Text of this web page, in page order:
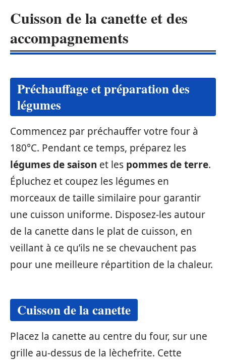
Cuisson de la canette et des
accompagnements
Préchauffage et préparation des
légumes
Commencez par préchauffer votre four à
180°C. Pendant ce temps, préparez les
légumes de saison et les pommes de terre.
Épluchez et coupez les légumes en
morceaux de taille similaire pour garantir
une cuisson uniforme. Disposez-les autour
de la canette dans le plat de cuisson, en
veillant à ce qu’ils ne se chevauchent pas
pour une meilleure répartition de la chaleur.
Cuisson de la canette
Placez la canette au centre du four, sur une
grille au-dessus de la lèchefrite. Cette